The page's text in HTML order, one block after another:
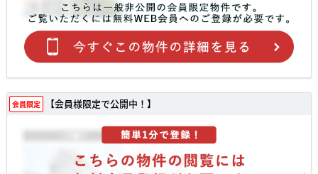
会員限定 【会員様限定で公開中！】